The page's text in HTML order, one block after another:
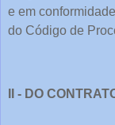
e em
do Código de
II - DO